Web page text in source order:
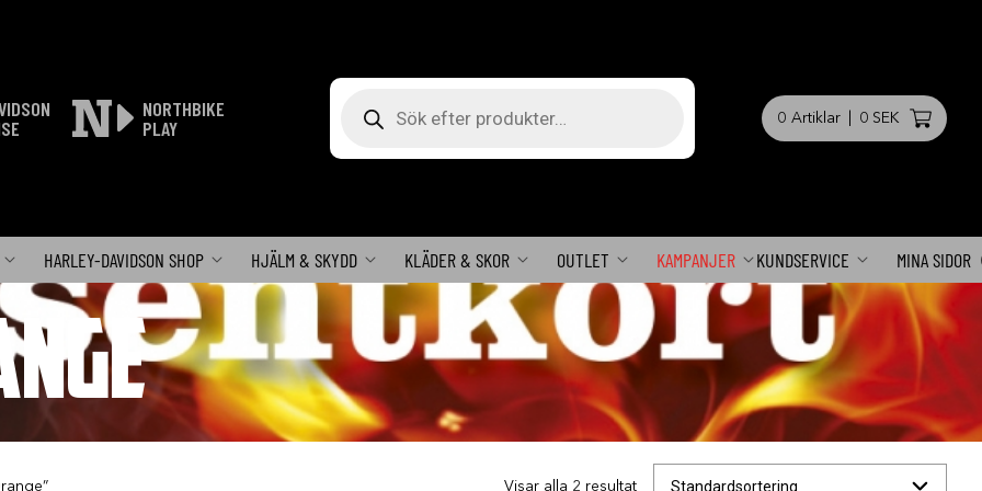
NORTHBIKE
PLAY
0 Artiklar 0 SEK
HARLEY-DAVIDSON SHOP HJÄLM & SKYDD KLÄDER & SKOR OUTLET KAMPANJER KUNDSERVICE MINA SIDOR
Visar alla 2 resultat